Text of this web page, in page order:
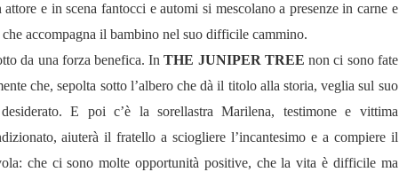
e in scena fantocci e automi si mescolano a presenze in carne e
accompagna il bambino nel suo difficile cammino.
da una forza benefica. InTHE JUNIPER TREE non ci sono fate
che, sepolta sotto l’albero che dà il titolo alla storia, veglia sul suo
E poi c’è la sorellastra Marilena, testimone e vittima
aiuterà il fratello a sciogliere l’incantesimo e a compiere il
che ci sono molte opportunità positive, che la vita è difficile ma